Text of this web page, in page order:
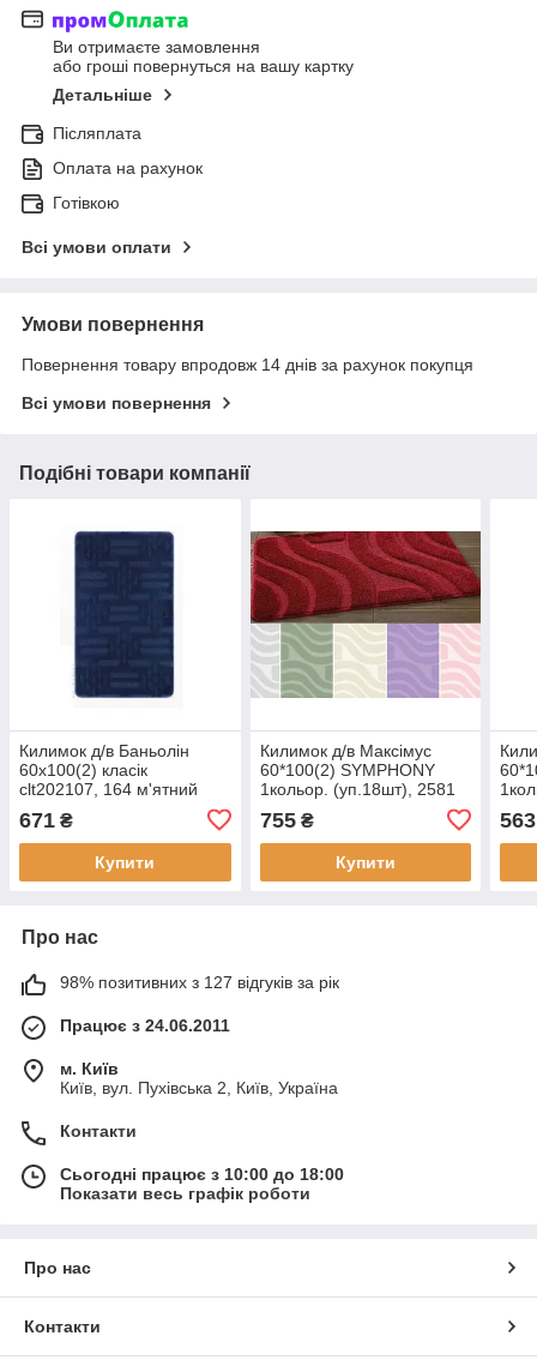
Ви отримаєте замовлення
або гроші повернуться на вашу картку
Детальніше
Післяплата
Оплата на рахунок
Готівкою
Всі умови оплати
Умови повернення
Повернення товару впродовж 14 днів за рахунок покупця
Всі умови повернення
Подібні товари компанії
Килимок д/в Баньолін
60х100(2) класік
clt202107, 164 м'ятний
671 ₴
Купити
Килимок д/в Максімус
60*100(2) SYMPHONY
1кольор. (уп.18шт), 2581
755₴
Купити
563
Про нас
98% позитивних з 127 відгуків за рік
Працює з 24.06.2011
м. Київ
Київ, вул. Пухівська 2, Київ, Україна
Контакти
Сьогодні працює з 10:00 до 18:00
Показати весь графік роботи
Про нас
Контакти